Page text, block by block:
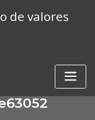
de valores